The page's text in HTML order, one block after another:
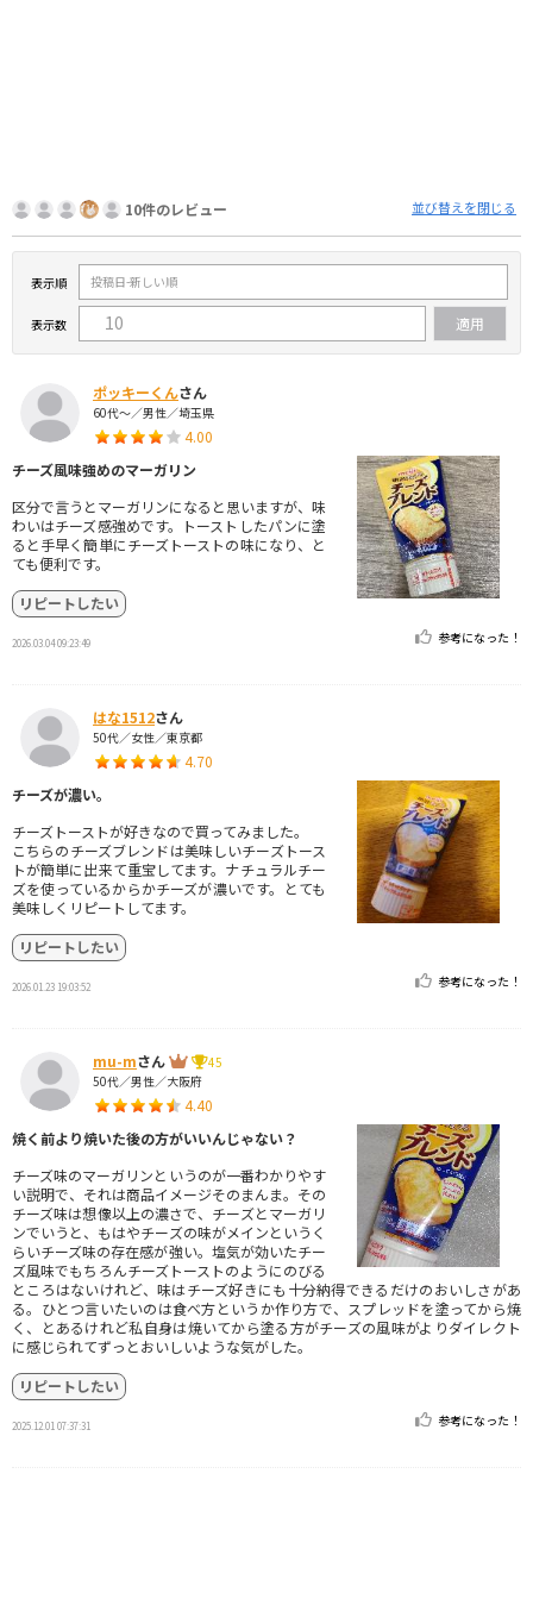
10件のレビュー 並び替えを閉じる
表示順
表示数
ポッキーくんさん
60代～／男性／埼玉県
4.00
チーズ風味強めのマーガリン
区分で言うとマーガリンになると思いますが、味
わいはチーズ感強めです。トーストしたパンに塗
ると手早く簡単にチーズトーストの味になり、と
ても便利です。
リピートしたい
2026.03.04 09:23:49 参考になった！
はな1512さん
50代／女性／東京都
4.70
チーズが濃い。
チーズトーストが好きなので買ってみました。
こちらのチーズブレンドは美味しいチーズトース
トが簡単に出来て重宝してます。ナチュラルチー
ズを使っているからかチーズが濃いです。とても
美味しくリピートしてます。
リピートしたい
2026.01.23 19:03:52 参考になった！
mu-mさん
45
50代／男性／大阪府
4.40
焼く前より焼いた後の方がいいんじゃない？
チーズ味のマーガリンというのが一番わかりやす
い説明で、それは商品イメージそのまんま。その
チーズ味は想像以上の濃さで、チーズとマーガリ
ンでいうと、もはやチーズの味がメインというく
らいチーズ味の存在感が強い。塩気が効いたチー
ズ風味でもちろんチーズトーストのようにのびる
ところはないけれど、味はチーズ好きにも十分納得できるだけのおいしさがあ
る。ひとつ言いたいのは食べ方というか作り方で、スプレッドを塗ってから焼
く、とあるけれど私自身は焼いてから塗る方がチーズの風味がよりダイレクト
に感じられてずっとおいしいような気がした。
リピートしたい
2025.12.01 07:37:31 参考になった！